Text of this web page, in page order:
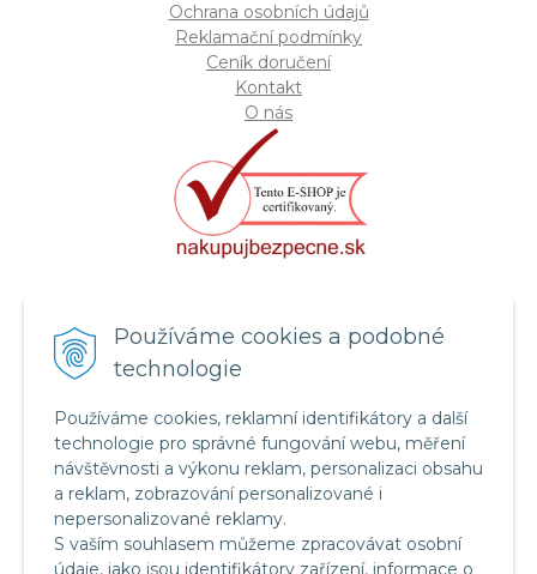
Používáme cookies a podobné
technologie
Používáme cookies, reklamní identifikátory a další
technologie pro správné fungování webu, měření
návštěvnosti a výkonu reklam, personalizaci obsahu
a reklam, zobrazování personalizované i
nepersonalizované reklamy.
S vaším souhlasem můžeme zpracovávat osobní
údaje, jako jsou identifikátory zařízení, informace o
Ochrana osobních údajů
Reklamační podmínky
Ceník doručení
Kontakt
O nás
Certifikát systému bezpečnosti
potravin FSSC 22000